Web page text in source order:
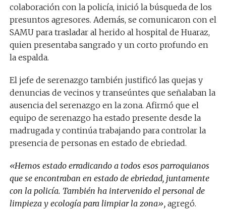
colaboración con la policía, inició la búsqueda de los
presuntos agresores. Además, se comunicaron con el
SAMU para trasladar al herido al hospital de Huaraz,
quien presentaba sangrado y un corto profundo en
la espalda.
El jefe de serenazgo también justificó las quejas y
denuncias de vecinos y transeúntes que señalaban la
ausencia del serenazgo en la zona. Afirmó que el
equipo de serenazgo ha estado presente desde la
madrugada y continúa trabajando para controlar la
presencia de personas en estado de ebriedad.
«Hemos estado erradicando a todos esos parroquianos
que se encontraban en estado de ebriedad, juntamente
con la policía. También ha intervenido el personal de
limpieza y ecología para limpiar la zona», agregó.